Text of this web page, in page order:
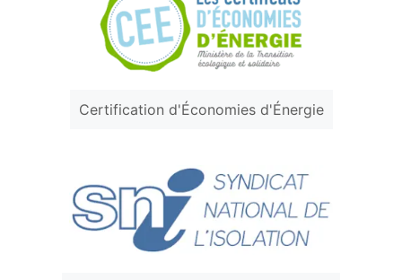
Certification d'Économies d'Énergie